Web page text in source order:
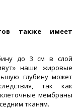
также имеет
до 3 см в слой
наши жировые
глубину может
так как
мембраны
тканям.